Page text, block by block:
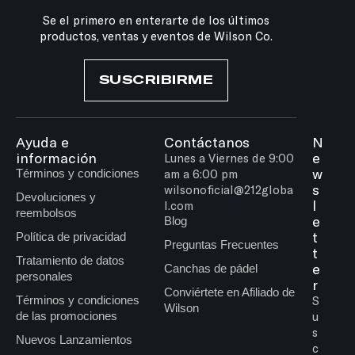
Se el primero en enterarte de los últimos
productos, ventas y eventos de Wilson Co.
SUSCRIBIRME
Ayuda e
información
Términos y condiciones
Devoluciones y
reembolsos
Política de privacidad
Tratamiento de datos
personales
Términos y condiciones
de las promociones
Nuevos Lanzamientos
Contáctanos
Lunes a Viernes de 9:00
am a 6:00 pm
wilsonoficial@212globa
l.com
Blog
Preguntas Frecuentes
Canchas de pádel
Conviértete en Afiliado de
Wilson
N
e
w
s
l
e
t
t
e
r
S
u
s
c